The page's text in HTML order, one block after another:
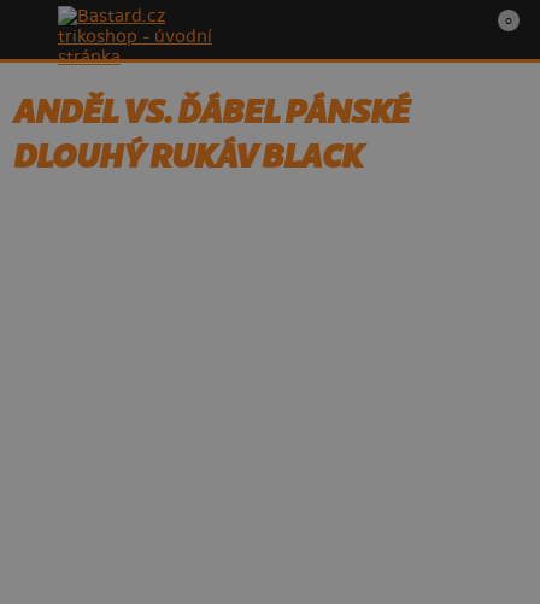
0
ANDĚL VS. ĎÁBEL PÁNSKÉ
DLOUHÝ RUKÁV BLACK